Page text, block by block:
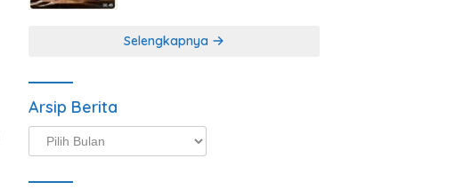
Selengkapnya
Arsip Berita
Arsip
Berita